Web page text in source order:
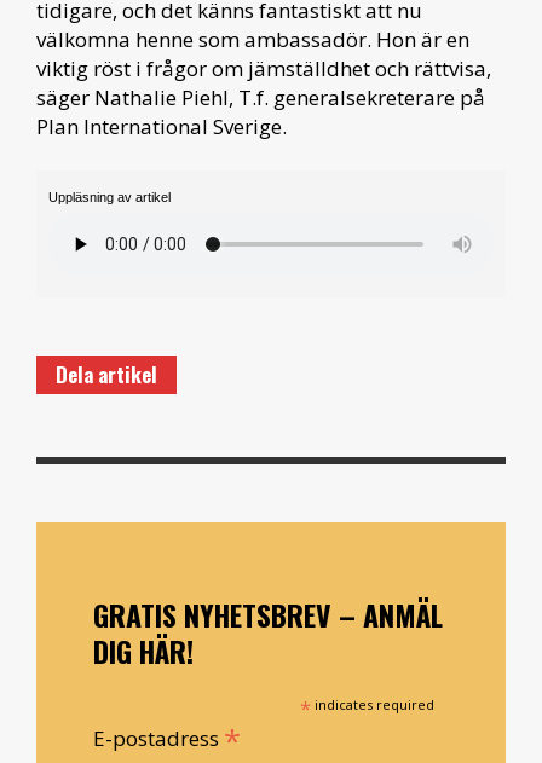
tidigare, och det känns fantastiskt att nu
välkomna henne som ambassadör. Hon är en
viktig röst i frågor om jämställdhet och rättvisa,
säger Nathalie Piehl, T.f. generalsekreterare på
Plan International Sverige.
Uppläsning av artikel
Dela artikel
GRATIS NYHETSBREV – ANMÄL
DIG HÄR!
* indicates required
E-postadress *